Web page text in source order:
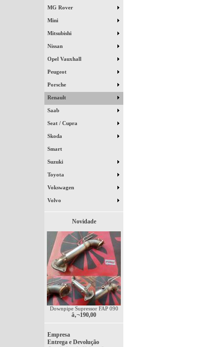
MG Rover
Mini
Mitsubishi
Nissan
Opel Vauxhall
Peugeot
Porsche
Renault
Saab
Seat / Cupra
Skoda
Smart
Suzuki
Toyota
Vokswagen
Volvo
Novidade
Downpipe Supressor FAP 090
â‚¬190,00
Empresa
Entrega e Devolução